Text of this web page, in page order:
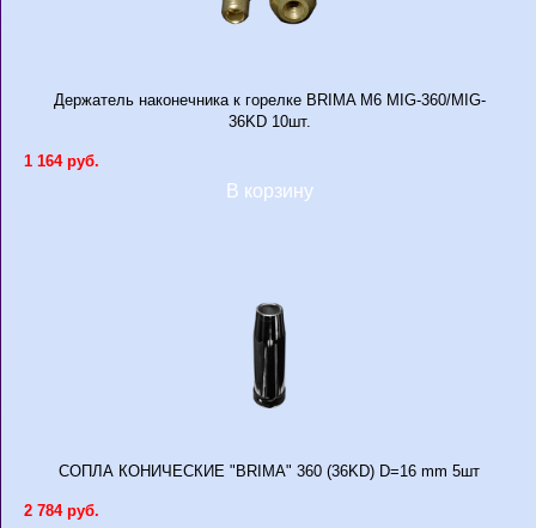
Держатель наконечника к горелке BRIMA М6 MIG-360/MIG-
36KD 10шт.
1 164 руб.
В корзину
СОПЛА КОНИЧЕСКИЕ "BRIMA" 360 (36KD) D=16 mm 5шт
2 784 руб.